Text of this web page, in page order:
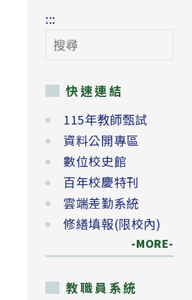
:::
搜
尋
快速連結
115年教師甄試
資料公開專區
數位校史館
百年校慶特刊
雲端差勤系統
修繕填報(限校內)
-MORE-
教職員系統